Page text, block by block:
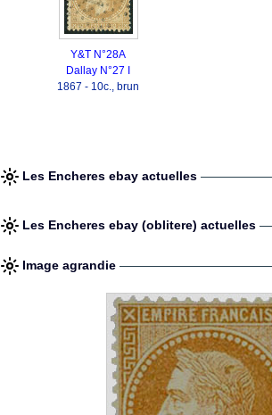
Y&T N°28A
Dallay N°27 I
1867 - 10c., brun
Les Encheres ebay actuelles
Les Encheres ebay (oblitere) actuelles
Image agrandie